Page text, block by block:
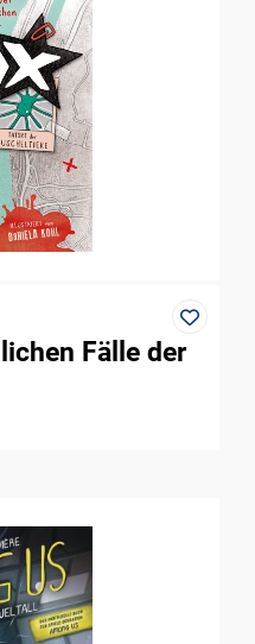
Fälle der